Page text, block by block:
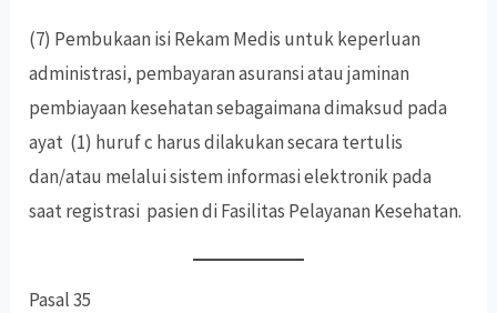
(7) Pembukaan isi Rekam Medis untuk keperluan
administrasi, pembayaran asuransi atau jaminan
pembiayaan kesehatan sebagaimana dimaksud pada
ayat (1) huruf c harus dilakukan secara tertulis
dan/atau melalui sistem informasi elektronik pada
saat registrasi pasien di Fasilitas Pelayanan Kesehatan.
Pasal 35